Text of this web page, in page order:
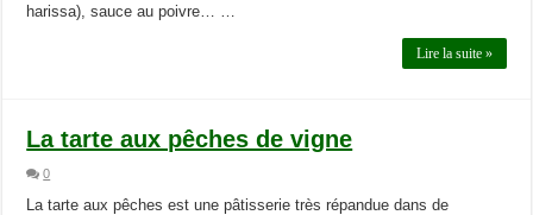
harissa), sauce au poivre… …
Lire la suite »
La tarte aux pêches de vigne
0
La tarte aux pêches est une pâtisserie très répandue dans de